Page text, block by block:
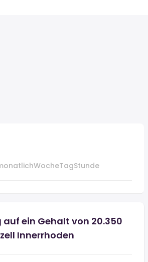
WocheTagStunde
auf ein Gehalt von 20.350
Innerrhoden